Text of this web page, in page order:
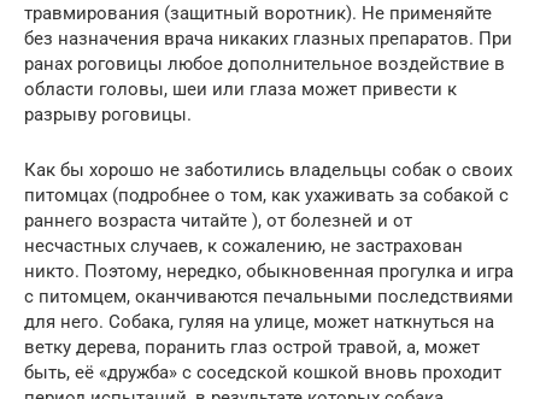
травмирования (защитный воротник). Не применяйте
без назначения врача никаких глазных препаратов. При
ранах роговицы любое дополнительное воздействие в
области головы, шеи или глаза может привести к
разрыву роговицы.
Как бы хорошо не заботились владельцы собак о своих
питомцах (подробнее о том, как ухаживать за собакой с
раннего возраста читайте ), от болезней и от
несчастных случаев, к сожалению, не застрахован
никто. Поэтому, нередко, обыкновенная прогулка и игра
с питомцем, оканчиваются печальными последствиями
для него. Собака, гуляя на улице, может наткнуться на
ветку дерева, поранить глаз острой травой, а, может
быть, её «дружба» с соседской кошкой вновь проходит